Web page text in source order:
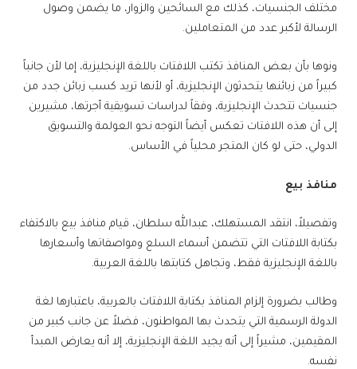
مختلف الجنسيات، كذلك مع السائحين والزوار، ما يضمن وصول
الرسالة لأكبر عدد من المتعاملين.
ونوها بأن بعض المنافذ تكتب اللافتات باللغة الإنجليزية، إما لأن جانباً
كبيراً من زبائنها يتحدثون الإنجليزية، أو لأنها تريد كسب زبائن جدد من
جنسيات تتحدث الإنجليزية، وفقاً لدراسات تسويقية أجرتها، مشيرين
إلى أن هذه اللافتات تعكس أيضاً التوجه نحو العولمة والتسويق
الدولي، حتى لو كان المتجر محلياً في الأساس.
منافذ بيع
وتفصيلاً، انتقد المستهلك، عبدالله سلطان، قيام منافذ بيع بالاكتفاء
بكتابة اللافتات التي تتضمن أسماء السلع ومواصفاتها وأسعارها
باللغة الإنجليزية فقط، وتجاهل كتابتها باللغة العربية.
وطالب بضرورة إلزام المنافذ بكتابة اللافتات بالعربية، باعتبارها لغة
الدولة الرسمية التي يتحدث بها المواطنون، فضلاً عن جانب كبير من
المقيمين، مشيراً إلى أنه يجيد اللغة الإنجليزية، إلا أنه يعارض المبدأ
نفسه.